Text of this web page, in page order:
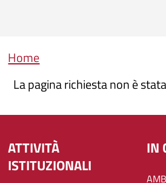
Briciole di pane
Home
La pagina richiesta non è
ATTIVITÀ
ISTITUZIONALI
IN